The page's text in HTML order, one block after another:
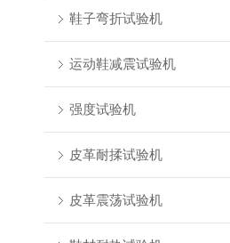
鞋子弯折试验机
运动鞋减震试验机
强度试验机
皮革耐揉试验机
皮革震荡试验机